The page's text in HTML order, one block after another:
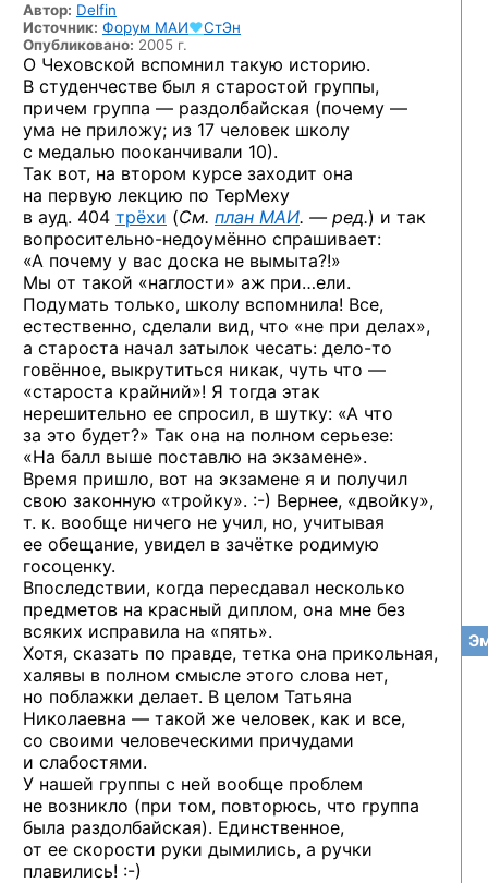
Автор: Dеlfin
Источник: Форум МАИ♥СтЭн
Опубликовано: 2005 г.
О Чеховской вспомнил такую историю.
В студенчестве был я старостой группы,
причем группа — раздолбайская (почему —
ума не приложу; из 17 человек школу
с медалью пооканчивали 10).
Так вот, на втором курсе заходит она
на первую лекцию по ТерМеху
в ауд. 404 трёхи (См. план МАИ. — ред.) и так
вопросительно-недоумённо спрашивает:
«А почему у вас доска не вымыта?!»
Мы от такой «наглости» аж при…ели.
Подумать только, школу вспомнила! Все,
естественно, сделали вид, что «не при делах»,
а староста начал затылок чесать: дело-то
говённое, выкрутиться никак, чуть что —
«староста крайний»! Я тогда этак
нерешительно ее спросил, в шутку: «А что
за это будет?» Так она на полном серьезе:
«На балл выше поставлю на экзамене».
Время пришло, вот на экзамене я и получил
свою законную «тройку». :-) Вернее, «двойку»,
т. к. вообще ничего не учил, но, учитывая
ее обещание, увидел в зачётке родимую
госоценку.
Впоследствии, когда пересдавал несколько
предметов на красный диплом, она мне без
всяких исправила на «пять».
Хотя, сказать по правде, тетка она прикольная,
халявы в полном смысле этого слова нет,
но поблажки делает. В целом Татьяна
Николаевна — такой же человек, как и все,
со своими человеческими причудами
и слабостями.
У нашей группы с ней вообще проблем
не возникло (при том, повторюсь, что группа
была раздолбайская). Единственное,
от ее скорости руки дымились, а ручки
плавились! :-)